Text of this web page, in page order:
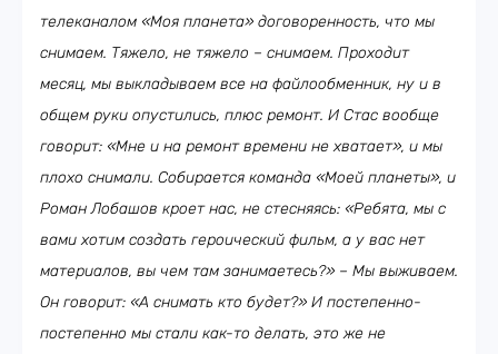
телеканалом «Моя планета» договоренность, что мы
снимаем. Тяжело, не тяжело – снимаем. Проходит
месяц, мы выкладываем все на файлообменник, ну и в
общем руки опустились, плюс ремонт. И Стас вообще
говорит: «Мне и на ремонт времени не хватает», и мы
плохо снимали. Собирается команда «Моей планеты», и
Роман Лобашов кроет нас, не стесняясь: «Ребята, мы с
вами хотим создать героический фильм, а у вас нет
материалов, вы чем там занимаетесь?» – Мы выживаем.
Он говорит: «А снимать кто будет?» И постепенно-
постепенно мы стали как-то делать, это же не